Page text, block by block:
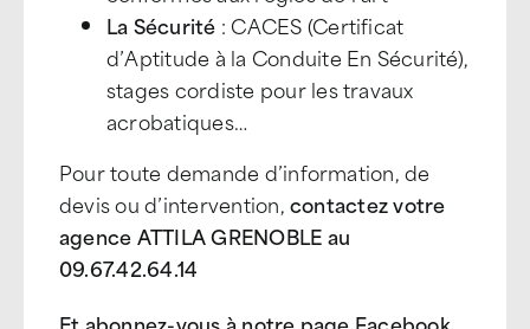
La Sécurité : CACES (Certificat
d’Aptitude à la Conduite En Sécurité),
stages cordiste pour les travaux
acrobatiques…
Pour toute demande d’information, de
devis ou d’intervention,contactez votre
agence ATTILA GRENOBLE au
09.67.42.64.14